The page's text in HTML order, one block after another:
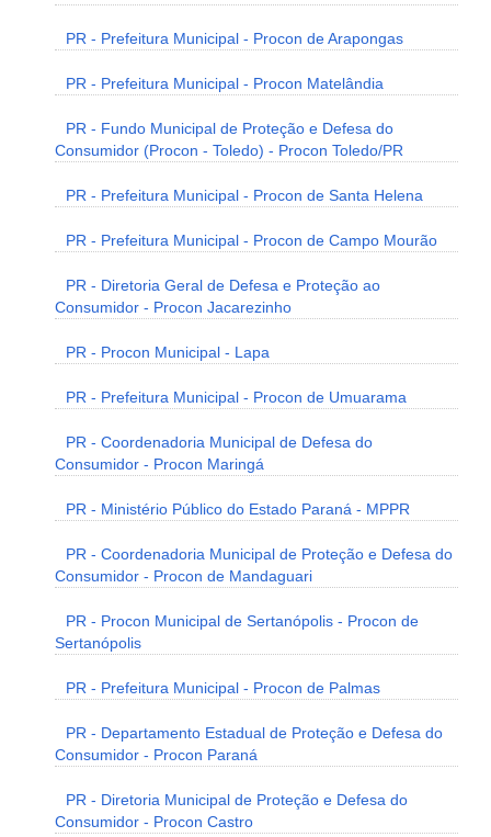
PR - Prefeitura Municipal - Procon de Arapongas
PR - Prefeitura Municipal - Procon Matelândia
PR - Fundo Municipal de Proteção e Defesa do
Consumidor (Procon - Toledo) - Procon Toledo/PR
PR - Prefeitura Municipal - Procon de Santa Helena
PR - Prefeitura Municipal - Procon de Campo Mourão
PR - Diretoria Geral de Defesa e Proteção ao
Consumidor - Procon Jacarezinho
PR - Procon Municipal - Lapa
PR - Prefeitura Municipal - Procon de Umuarama
PR - Coordenadoria Municipal de Defesa do
Consumidor - Procon Maringá
PR - Ministério Público do Estado Paraná - MPPR
PR - Coordenadoria Municipal de Proteção e Defesa do
Consumidor - Procon de Mandaguari
PR - Procon Municipal de Sertanópolis - Procon de
Sertanópolis
PR - Prefeitura Municipal - Procon de Palmas
PR - Departamento Estadual de Proteção e Defesa do
Consumidor - Procon Paraná
PR - Diretoria Municipal de Proteção e Defesa do
Consumidor - Procon Castro